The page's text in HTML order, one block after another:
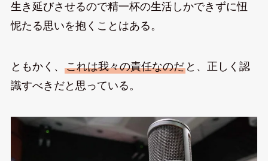
生き延びさせるので精一杯の生活しかできずに忸
怩たる思いを抱くことはある。
ともかく、 これは我々の責任なのだと、正しく認
識すべきだと思っている。